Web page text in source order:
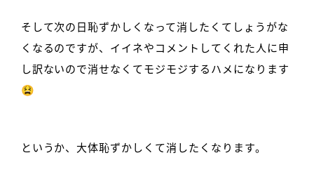
そして次の日恥ずかしくなって消したくてしょうがな
くなるのですが、イイネやコメントしてくれた人に申
し訳ないので消せなくてモジモジするハメになります
😫
というか、大体恥ずかしくて消したくなります。